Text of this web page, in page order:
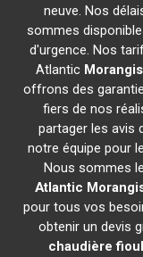
neuve. Nos
sommes
d'urgence. Nos
Atlantic Morangis
offrons des
fiers de nos
partager les avis
notre équipe pour
Nous sommes
Atlantic
pour tous vos
obtenir un devis
chaudière